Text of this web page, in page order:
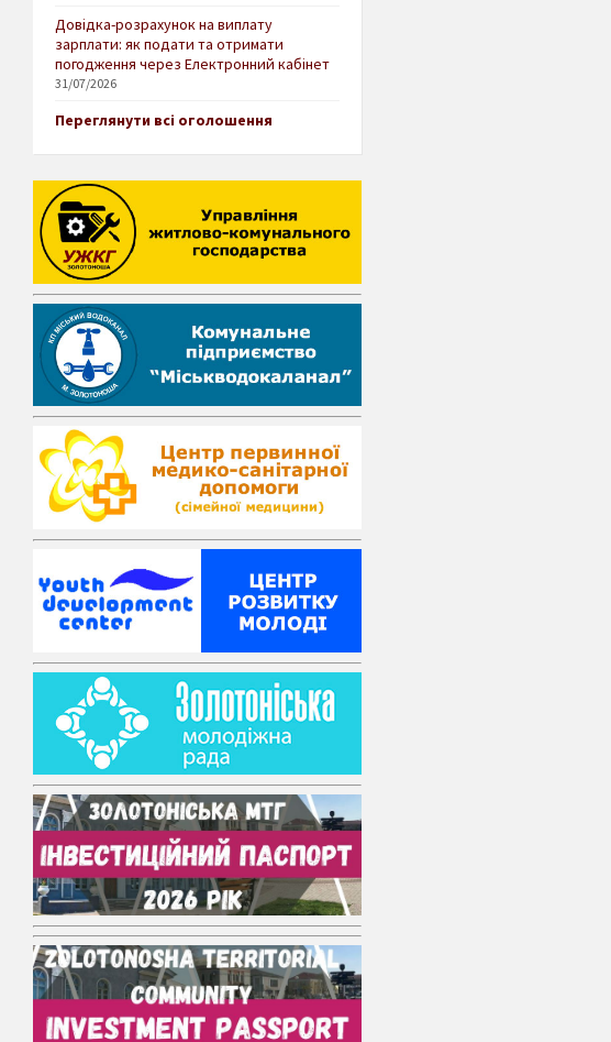
Довідка-розрахунок на виплату
зарплати: як подати та отримати
погодження через Електронний кабінет
31/07/2026
Переглянути всі оголошення